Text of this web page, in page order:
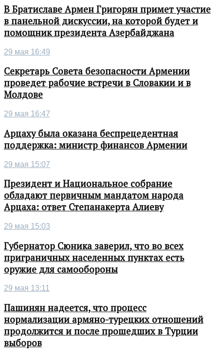
В Братиславе Армен Григорян примет участие
в панельной дискуссии, на которой будет и
помощник президента Азербайджана
29 мая 16:49
Секретарь Совета безопасности Армении
проведет рабочие встречи в Словакии и в
Молдове
29 мая 16:47
Арцаху была оказана беспрецедентная
поддержка: министр финансов Армении
29 мая 15:07
Президент и Национальное собрание
обладают первичным мандатом народа
Арцаха: ответ Степанакерта Алиеву
29 мая 15:03
Губернатор Сюника заверил, что во всех
приграничных населенных пунктах есть
оружие для самообороны
29 мая 13:11
Пашинян надеется, что процесс
нормализации армяно-турецких отношений
продолжится и после прошедших в Турции
выборов